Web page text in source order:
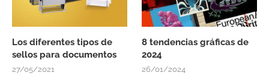
Los diferentes tipos de
sellos para documentos
27/05/2021
8 tendencias gráficas de
2024
26/01/2024